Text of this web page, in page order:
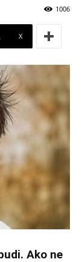
1006
X
Ako ne